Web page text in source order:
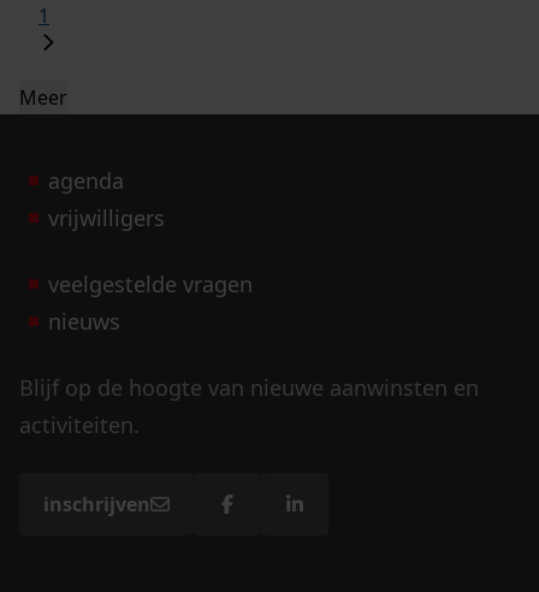
1
Meer
agenda
vrijwilligers
veelgestelde vragen
nieuws
Blijf op de hoogte van nieuwe aanwinsten en
activiteiten.
inschrijven